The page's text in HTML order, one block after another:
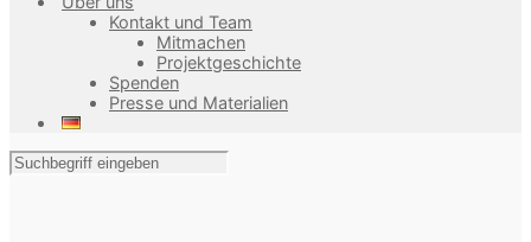
Kontakt und Team
Mitmachen
Projektgeschichte
Spenden
Presse und Materialien